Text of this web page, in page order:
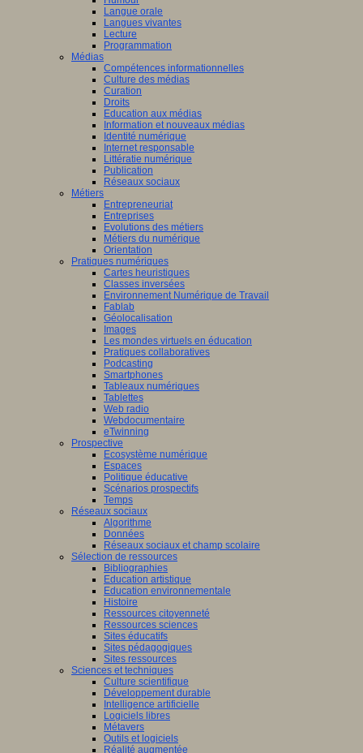
Langue orale
Langues vivantes
Lecture
Programmation
Médias
Compétences informationnelles
Culture des médias
Curation
Droits
Education aux médias
Information et nouveaux médias
Identité numérique
Internet responsable
Littératie numérique
Publication
Réseaux sociaux
Métiers
Entrepreneuriat
Entreprises
Evolutions des métiers
Métiers du numérique
Orientation
Pratiques numériques
Cartes heuristiques
Classes inversées
Environnement Numérique de Travail
Fablab
Géolocalisation
Images
Les mondes virtuels en éducation
Pratiques collaboratives
Podcasting
Smartphones
Tableaux numériques
Tablettes
Web radio
Webdocumentaire
eTwinning
Prospective
Ecosystème numérique
Espaces
Politique éducative
Scénarios prospectifs
Temps
Réseaux sociaux
Algorithme
Données
Réseaux sociaux et champ scolaire
Sélection de ressources
Bibliographies
Education artistique
Education environnementale
Histoire
Ressources citoyenneté
Ressources sciences
Sites éducatifs
Sites pédagogiques
Sites ressources
Sciences et techniques
Culture scientifique
Développement durable
Intelligence artificielle
Logiciels libres
Métavers
Outils et logiciels
Réalité augmentée